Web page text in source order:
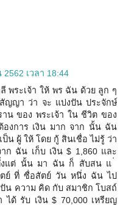
เวลา 18:44
พระเจ้า ให้ พร ฉัน ด้วย ลูก ๆ
ญา ว่า จะ แบ่งปัน ประจักษ์
น ของ พระเจ้า ใน ชีวิต ของ
งการ เงิน มาก จาก นั้น ฉัน
ป็น ผู้ ให้ โดย กู้ สินเชื่อ ไม่รู้ ว่า
ก ฉัน เก็บ เงิน $ 1,860 และ
แต่ นั้น มา ฉัน ก็ สับสน แ
ย์ ที่ ซื่อสัตย์ วัน หนึ่ง ฉัน ไป
น ความ คิด กับ สมาชิก โบสถ์
ด้ รับ เงิน $ 70,000 เหรียญ